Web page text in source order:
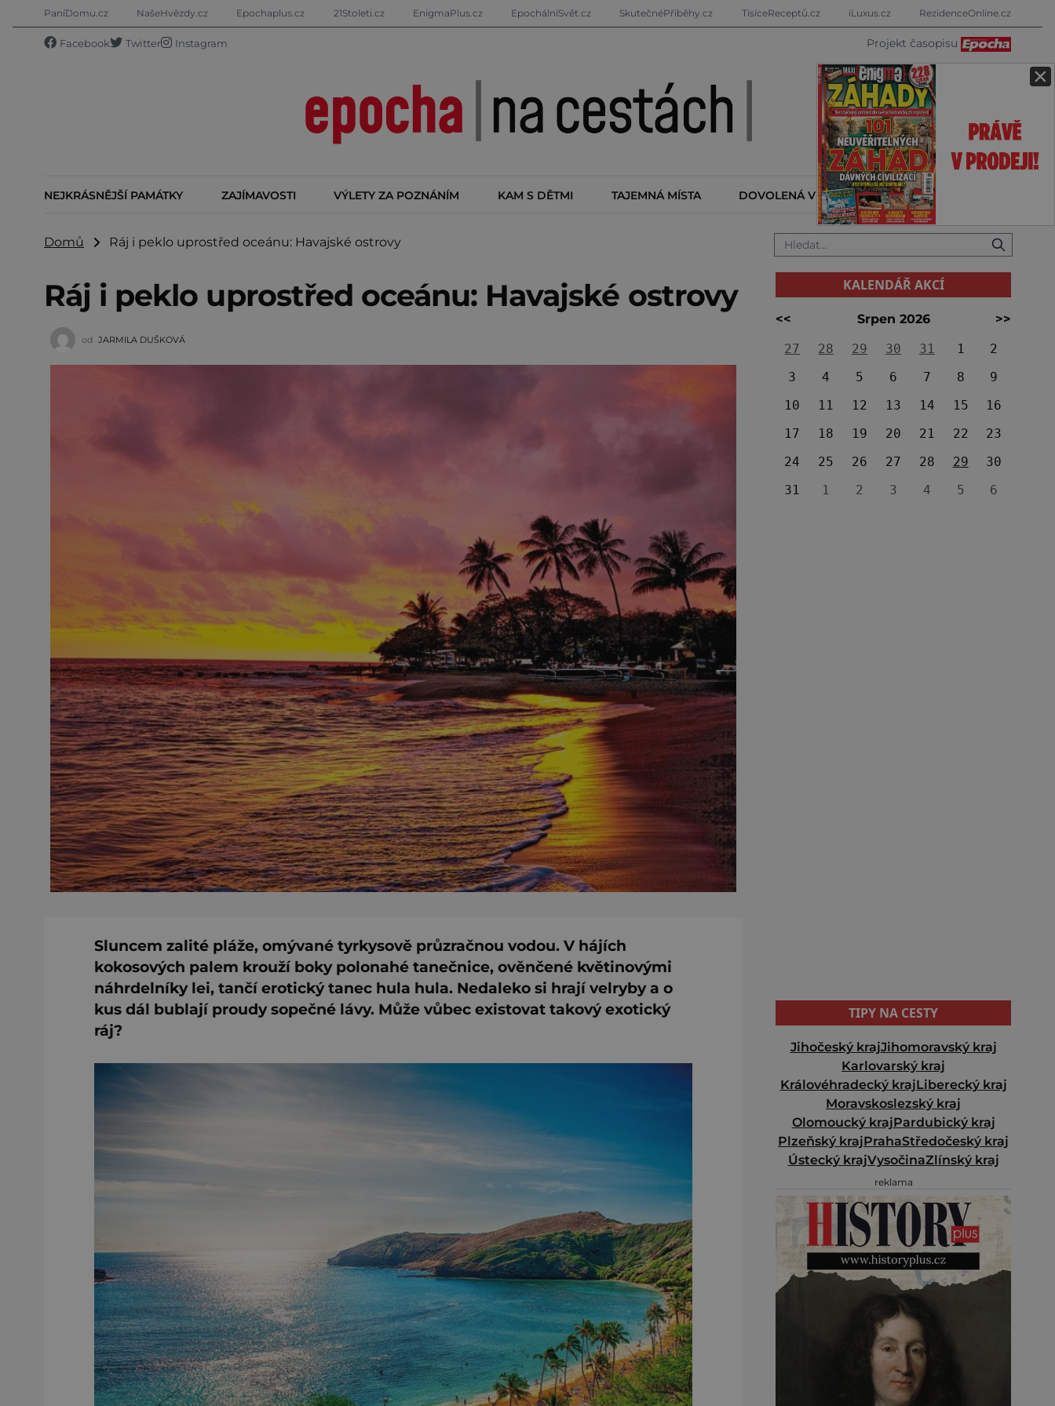
×
PaníDomu.cz NašeHvězdy.cz Epochaplus.cz 21Stoleti.cz EnigmaPlus.cz EpochálníSvět.cz SkutečnéPříběhy.cz TisíceReceptů.cz iLuxus.cz RezidenceOnline.cz
Facebook Twitter Instagram Projekt časopisu
NEJKRÁSNĚJŠÍ PAMÁTKY ZAJÍMAVOSTI VÝLETY ZA POZNÁNÍM KAM S DĚTMI TAJEMNÁ MÍSTA DOVOLENÁ V ZAHRANIČÍ KALENDÁŘ AKCÍ
Domů Ráj i peklo uprostřed oceánu: Havajské ostrovy
Ráj i peklo uprostřed oceánu: Havajské ostrovy
od JARMILA DUŠKOVÁ
Sluncem zalité pláže, omývané tyrkysově průzračnou vodou. V hájích
kokosových palem krouží boky polonahé tanečnice, ověnčené květinovými
náhrdelníky lei, tančí erotický tanec hula hula. Nedaleko si hrají velryby a o
kus dál bublají proudy sopečné lávy. Může vůbec existovat takový exotický
ráj?
KALENDÁŘ AKCÍ
<< Srpen 2026
>>
27
28 29 30 31 1
2
3
4 5 6 7 8
9
10
11 12 13 14 15
16
17
18 19 20 21 22
23
24
25 26 27 28 29
30
31
1 2 3 4 5 6
TIPY NA CESTY
Jihočeský krajJihomoravský kraj
Karlovarský kraj
Královéhradecký krajLiberecký kraj
Moravskoslezský kraj
Olomoucký krajPardubický kraj
Plzeňský krajPrahaStředočeský kraj
Ústecký krajVysočinaZlínský kraj
reklama